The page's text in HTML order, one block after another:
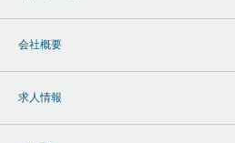
会社概要
求人情報